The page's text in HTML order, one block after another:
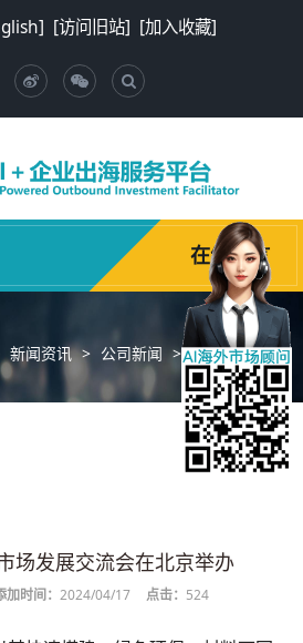
[访问旧站] [加入收藏]
在线留言
新闻资讯 > 公司新闻 >
场发展交流会在北京举办
加时间： 2024/04/17 点击： 524